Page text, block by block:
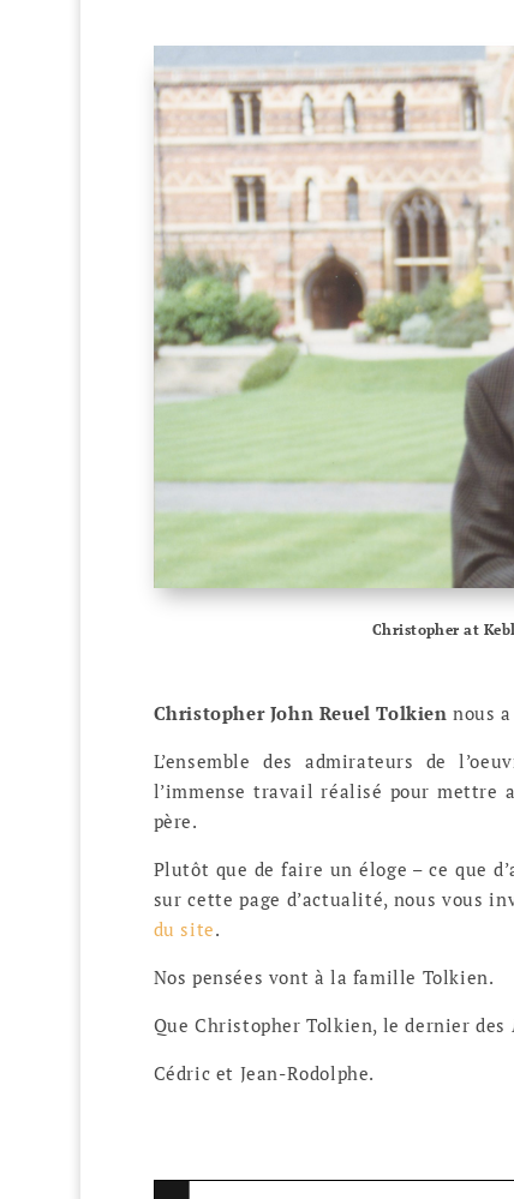
Christopher at
Christopher John Reuel Tolkien nous
L’ensemble des admirateurs de
l’immense travail réalisé pour mettre
père.
Plutôt que de faire un éloge – ce que
sur cette page d’actualité, nous vous
du site.
Nos pensées vont à la famille Tolkien.
Que Christopher Tolkien, le dernier des
Cédric et Jean-Rodolphe.